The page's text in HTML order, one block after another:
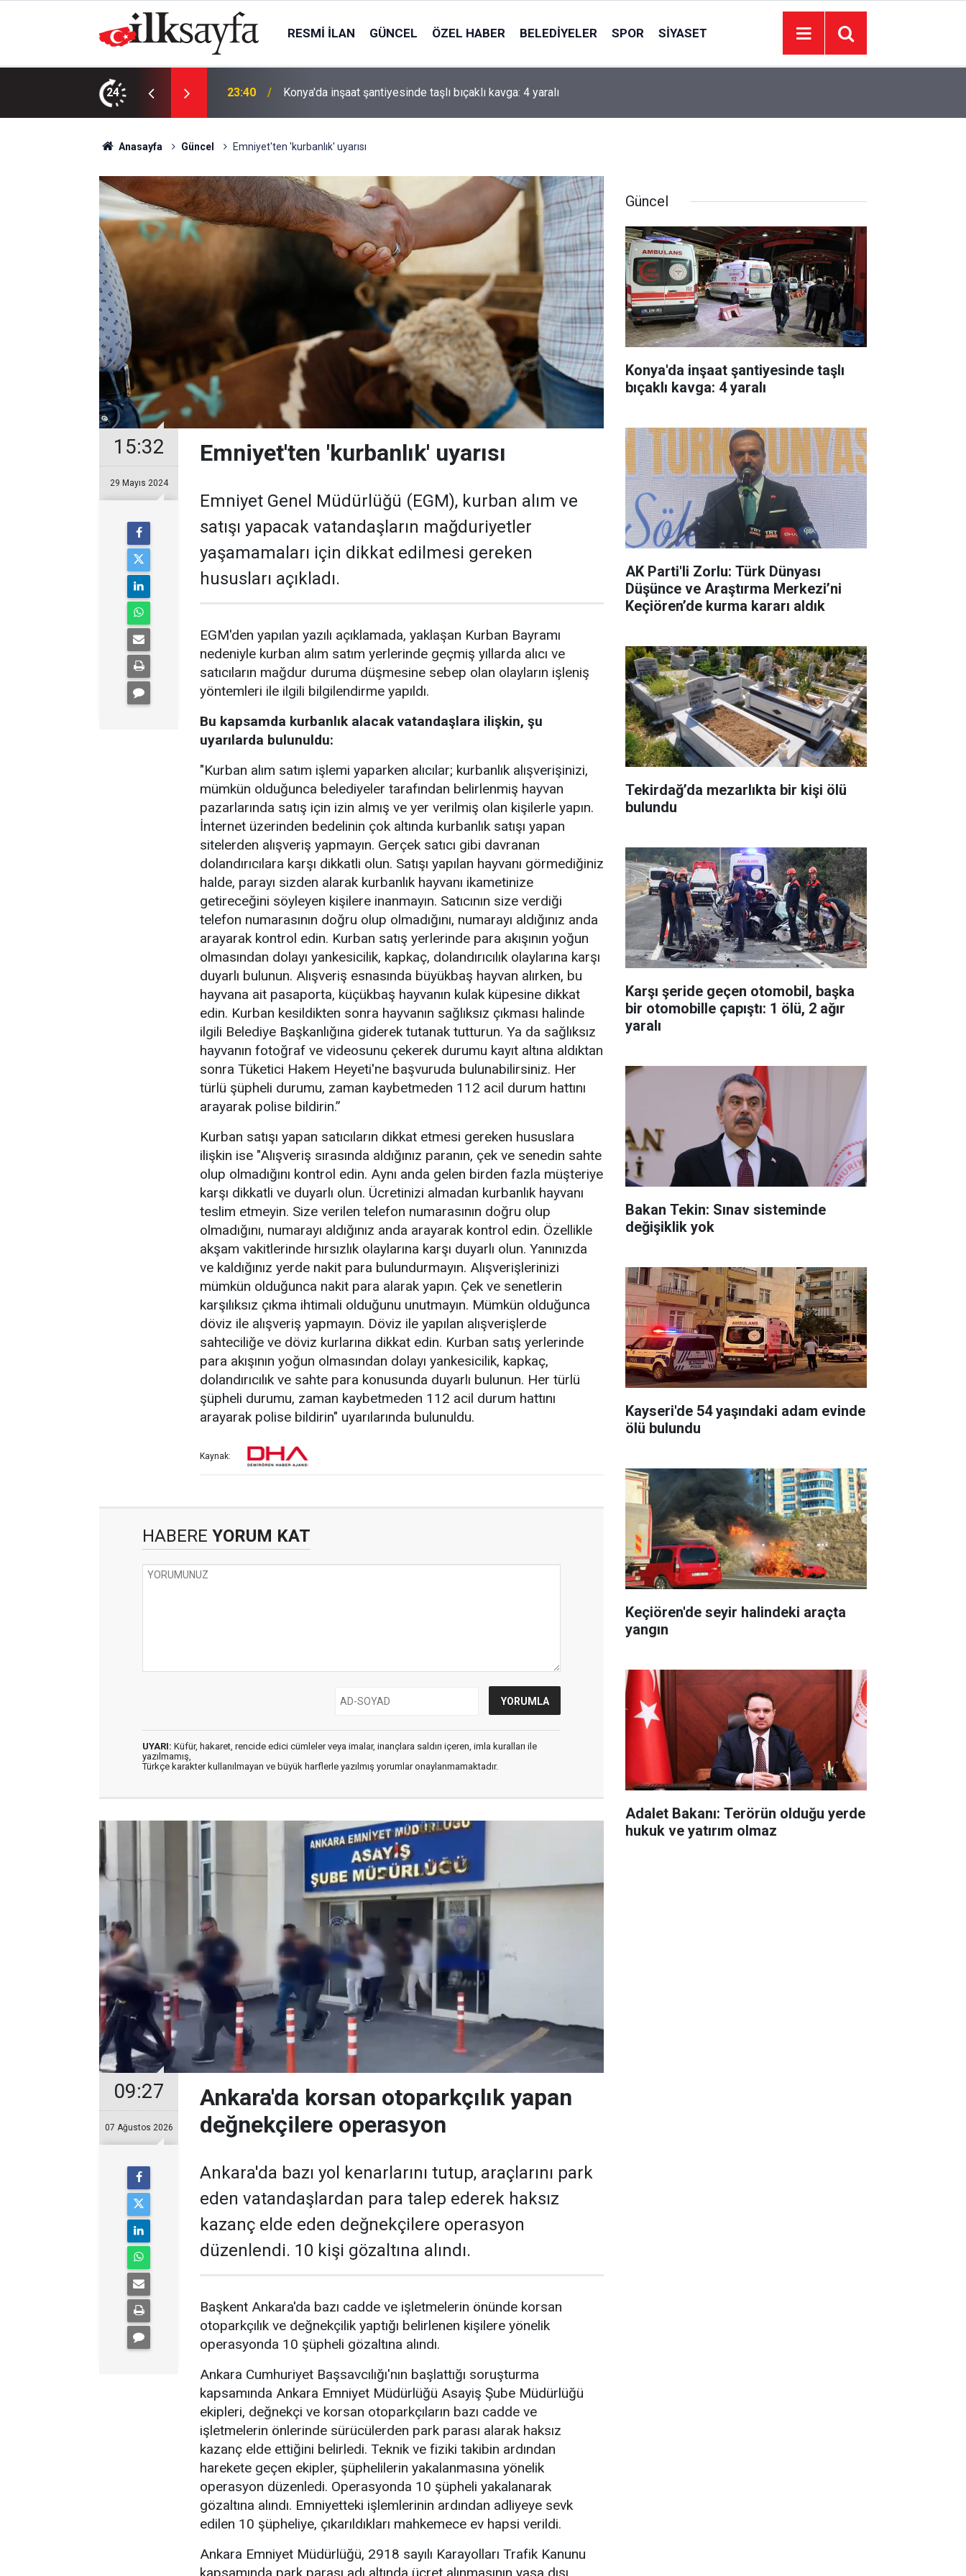
RESMI İLAN GÜNCEL ÖZEL HABER BELEDIYELER SPOR SIYASET
24
kavga: 4 yaralı 23:09
kurma kararı aldık
Anasayfa Güncel Emniyet'ten 'kurbanlık' uyarısı
15:32
29 Mayıs 2024
Emniyet'ten 'kurbanlık' uyarısı
Emniyet Genel Müdürlüğü (EGM), kurban alım ve
satışı yapacak vatandaşların mağduriyetler
yaşamamaları için dikkat edilmesi gereken
hususları açıkladı.
EGM'den yapılan yazılı açıklamada, yaklaşan Kurban Bayramı
nedeniyle kurban alım satım yerlerinde geçmiş yıllarda alıcı ve
satıcıların mağdur duruma düşmesine sebep olan olayların işleniş
yöntemleri ile ilgili bilgilendirme yapıldı.
Bu kapsamda kurbanlık alacak vatandaşlara ilişkin, şu
uyarılarda bulunuldu:
"Kurban alım satım işlemi yaparken alıcılar; kurbanlık alışverişinizi,
mümkün olduğunca belediyeler tarafından belirlenmiş hayvan
pazarlarında satış için izin almış ve yer verilmiş olan kişilerle yapın.
İnternet üzerinden bedelinin çok altında kurbanlık satışı yapan
sitelerden alışveriş yapmayın. Gerçek satıcı gibi davranan
dolandırıcılara karşı dikkatli olun. Satışı yapılan hayvanı görmediğiniz
halde, parayı sizden alarak kurbanlık hayvanı ikametinize
getireceğini söyleyen kişilere inanmayın. Satıcının size verdiği
telefon numarasının doğru olup olmadığını, numarayı aldığınız anda
arayarak kontrol edin. Kurban satış yerlerinde para akışının yoğun
olmasından dolayı yankesicilik, kapkaç, dolandırıcılık olaylarına karşı
duyarlı bulunun. Alışveriş esnasında büyükbaş hayvan alırken, bu
hayvana ait pasaporta, küçükbaş hayvanın kulak küpesine dikkat
edin. Kurban kesildikten sonra hayvanın sağlıksız çıkması halinde
ilgili Belediye Başkanlığına giderek tutanak tutturun. Ya da sağlıksız
hayvanın fotoğraf ve videosunu çekerek durumu kayıt altına aldıktan
sonra Tüketici Hakem Heyeti'ne başvuruda bulunabilirsiniz. Her
türlü şüpheli durumu, zaman kaybetmeden 112 acil durum hattını
arayarak polise bildirin.”
Kurban satışı yapan satıcıların dikkat etmesi gereken hususlara
ilişkin ise "Alışveriş sırasında aldığınız paranın, çek ve senedin sahte
olup olmadığını kontrol edin. Aynı anda gelen birden fazla müşteriye
karşı dikkatli ve duyarlı olun. Ücretinizi almadan kurbanlık hayvanı
teslim etmeyin. Size verilen telefon numarasının doğru olup
olmadığını, numarayı aldığınız anda arayarak kontrol edin. Özellikle
akşam vakitlerinde hırsızlık olaylarına karşı duyarlı olun. Yanınızda
ve kaldığınız yerde nakit para bulundurmayın. Alışverişlerinizi
mümkün olduğunca nakit para alarak yapın. Çek ve senetlerin
karşılıksız çıkma ihtimali olduğunu unutmayın. Mümkün olduğunca
döviz ile alışveriş yapmayın. Döviz ile yapılan alışverişlerde
sahteciliğe ve döviz kurlarına dikkat edin. Kurban satış yerlerinde
para akışının yoğun olmasından dolayı yankesicilik, kapkaç,
dolandırıcılık ve sahte para konusunda duyarlı bulunun. Her türlü
şüpheli durumu, zaman kaybetmeden 112 acil durum hattını
arayarak polise bildirin" uyarılarında bulunuldu.
Kaynak:
HABERE YORUM KAT
UYARI: Küfür, hakaret, rencide edici cümleler veya imalar, inançlara saldırı içeren, imla kuralları ile
yazılmamış,
Türkçe karakter kullanılmayan ve büyük harflerle yazılmış yorumlar onaylanmamaktadır.
09:27
07 Ağustos 2026
Ankara'da korsan otoparkçılık yapan
değnekçilere operasyon
Ankara'da bazı yol kenarlarını tutup, araçlarını park
eden vatandaşlardan para talep ederek haksız
kazanç elde eden değnekçilere operasyon
düzenlendi. 10 kişi gözaltına alındı.
Başkent Ankara'da bazı cadde ve işletmelerin önünde korsan
otoparkçılık ve değnekçilik yaptığı belirlenen kişilere yönelik
operasyonda 10 şüpheli gözaltına alındı.
Ankara Cumhuriyet Başsavcılığı'nın başlattığı soruşturma
kapsamında Ankara Emniyet Müdürlüğü Asayiş Şube Müdürlüğü
ekipleri, değnekçi ve korsan otoparkçıların bazı cadde ve
işletmelerin önlerinde sürücülerden park parası alarak haksız
kazanç elde ettiğini belirledi. Teknik ve fiziki takibin ardından
harekete geçen ekipler, şüphelilerin yakalanmasına yönelik
operasyon düzenledi. Operasyonda 10 şüpheli yakalanarak
gözaltına alındı. Emniyetteki işlemlerinin ardından adliyeye sevk
edilen 10 şüpheliye, çıkarıldıkları mahkemece ev hapsi verildi.
Ankara Emniyet Müdürlüğü, 2918 sayılı Karayolları Trafik Kanunu
Güncel
Konya'da inşaat şantiyesinde taşlı
bıçaklı kavga: 4 yaralı
AK Parti'li Zorlu: Türk Dünyası
Düşünce ve Araştırma Merkezi’ni
Keçiören’de kurma kararı aldık
Tekirdağ’da mezarlıkta bir kişi ölü
bulundu
Karşı şeride geçen otomobil, başka
bir otomobille çapıştı: 1 ölü, 2 ağır
yaralı
Bakan Tekin: Sınav sisteminde
değişiklik yok
Kayseri'de 54 yaşındaki adam evinde
ölü bulundu
Keçiören'de seyir halindeki araçta
yangın
Adalet Bakanı: Terörün olduğu yerde
hukuk ve yatırım olmaz